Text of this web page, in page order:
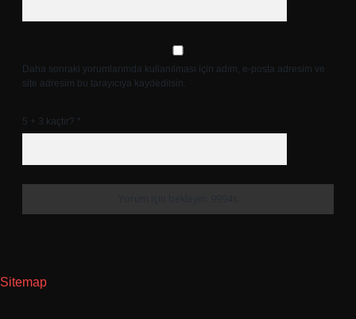
Daha sonraki yorumlarımda kullanılması için adım, e-posta adresim ve
site adresim bu tarayıcıya kaydedilsin.
5 + 3 kaçtır? *
Sitemap